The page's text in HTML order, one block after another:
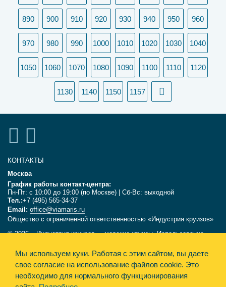
890 900 910 920 930 940 950 960
970 980 990 1000 1010 1020 1030 1040
1050 1060 1070 1080 1090 1100 1110 1120
1130 1140 1150 1157
КОНТАКТЫ
Москва
График работы контакт-центра:
Пн-Пт: с 10:00 до 19:00 (по Москве) | Сб-Вс: выходной
Тел.:+7 (495) 565-34-37
Email: office@viamaris.ru
Общество с ограниченной ответственностью «Индустрия круизов»
© 2026, «Индустрия круизов» - морские круизы. Использование
разрешения компании «Индустрия круизов». Информация,
размещённая на сайте, несёт справочный характер и не является
офертой.
Мы используем куки. Работая с этим сайтом, вы даете
свое согласие на использование файлов cookie. Это
необходимо для нормального функционирования